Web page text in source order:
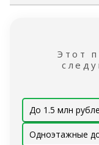
Этот
До 1.5 млн
Одноэтажные